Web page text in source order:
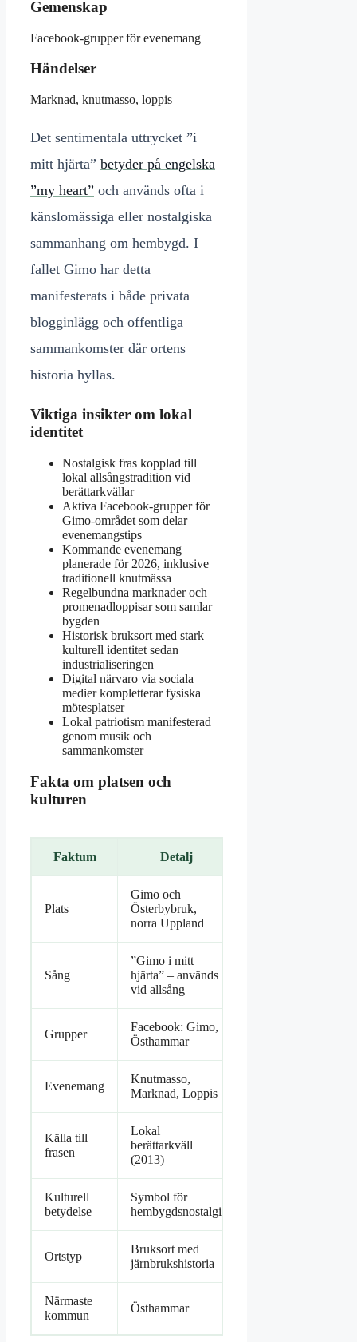
Gemenskap
Facebook-grupper för evenemang
Händelser
Marknad, knutmasso, loppis
Det sentimentala uttrycket ”i
mitt hjärta” betyder på engelska
”my heart” och används ofta i
känslomässiga eller nostalgiska
sammanhang om hembygd. I
fallet Gimo har detta
manifesterats i både privata
blogginlägg och offentliga
sammankomster där ortens
historia hyllas.
Viktiga insikter om lokal
identitet
Nostalgisk fras kopplad till
lokal allsångstradition vid
berättarkvällar
Aktiva Facebook-grupper för
Gimo-området som delar
evenemangstips
Kommande evenemang
planerade för 2026, inklusive
traditionell knutmässa
Regelbundna marknader och
promenadloppisar som samlar
bygden
Historisk bruksort med stark
kulturell identitet sedan
industrialiseringen
Digital närvaro via sociala
medier kompletterar fysiska
mötesplatser
Lokal patriotism manifesterad
genom musik och
sammankomster
Fakta om platsen och
kulturen
Faktum Detalj
Plats
Gimo och
Österbybruk,
norra Uppland
Sång
”Gimo i mitt
hjärta” – används
vid allsång
Grupper
Facebook: Gimo,
Östhammar
Evenemang
Knutmasso,
Marknad, Loppis
Källa till
frasen
Lokal
berättarkväll
(2013)
Kulturell
betydelse
Symbol för
hembygdsnostalgi
Ortstyp
Bruksort med
järnbrukshistoria
Närmaste
kommun
Östhammar